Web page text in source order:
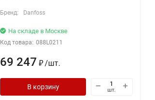
Бренд: Danfoss
На складе в Москве
Код товара: 088L0211
69 247 ₽ /шт.
В корзину шт.